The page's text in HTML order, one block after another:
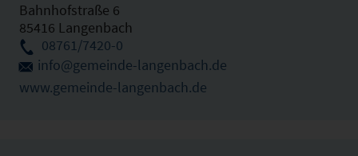
Bahnhofstraße 6
85416 Langenbach
08761/7420-0
info@gemeinde-langenbach.de
www.gemeinde-langenbach.de